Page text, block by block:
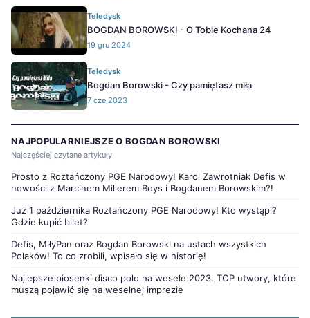
Teledysk
BOGDAN BOROWSKI - O Tobie Kochana 24
19 gru 2024
Teledysk
Bogdan Borowski - Czy pamiętasz miła
7 cze 2023
NAJPOPULARNIEJSZE O BOGDAN BOROWSKI
Najczęściej czytane artykuły
Prosto z Roztańczony PGE Narodowy! Karol Zawrotniak Defis w
nowości z Marcinem Millerem Boys i Bogdanem Borowskim?!
Już 1 października Roztańczony PGE Narodowy! Kto wystąpi?
Gdzie kupić bilet?
Defis, MiłyPan oraz Bogdan Borowski na ustach wszystkich
Polaków! To co zrobili, wpisało się w historię!
Najlepsze piosenki disco polo na wesele 2023. TOP utwory, które
muszą pojawić się na weselnej imprezie